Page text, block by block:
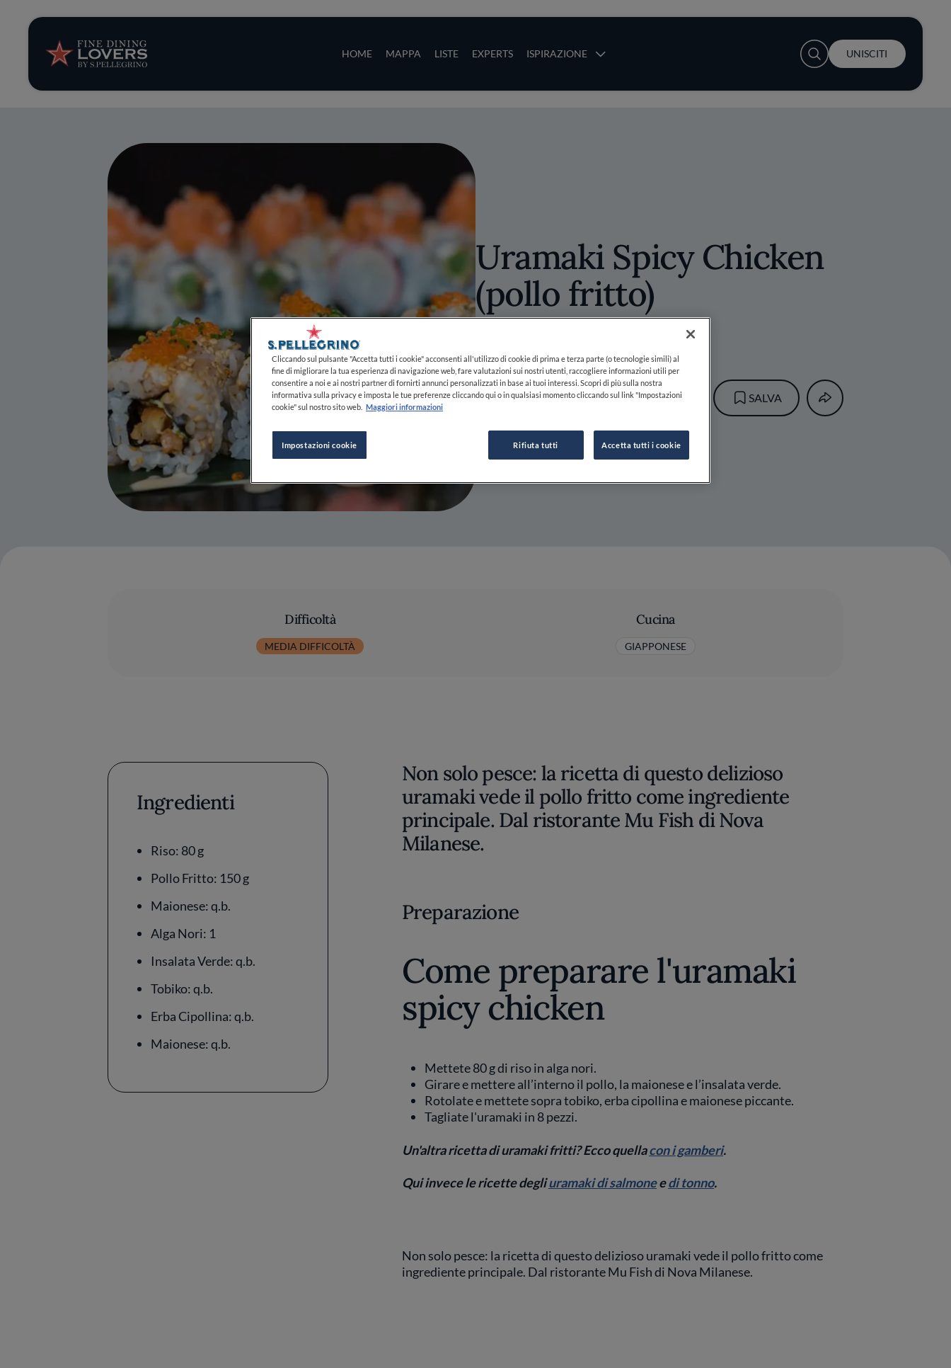
HOME MAPPA LISTE EXPERTS ISPIRAZIONE
Storie e tendenze
Ricette
Trucchi e consigli
Serie
User account menu
UNISCITI
Uramaki Spicy Chicken
(pollo fritto)
DA FINE DINING LOVERS
REDAZIONE
SALVA
Difficoltà
MEDIA DIFFICOLTÀ
Cucina
GIAPPONESE
Ingredienti
Riso: 80 g
Pollo Fritto: 150 g
Maionese: q.b.
Alga Nori: 1
Insalata Verde: q.b.
Tobiko: q.b.
Erba Cipollina: q.b.
Maionese: q.b.
Non solo pesce: la ricetta di questo delizioso
uramaki vede il pollo fritto come ingrediente
principale. Dal ristorante Mu Fish di Nova
Milanese.
Preparazione
Come preparare l'uramaki
spicy chicken
Mettete 80 g di riso in alga nori.
Girare e mettere all’interno il pollo, la maionese e l’insalata verde.
Rotolate e mettete sopra tobiko, erba cipollina e maionese piccante.
Tagliate l'uramaki in 8 pezzi.
Un'altra ricetta di uramaki fritti? Ecco quellacon i gamberi.
Qui invece le ricette degliuramaki di salmoneedi tonno.
Non solo pesce: la ricetta di questo delizioso uramaki vede il pollo fritto come
ingrediente principale. Dal ristorante Mu Fish di Nova Milanese.
Cliccando sul pulsante "Accetta tutti i cookie" acconsenti all'utilizzo di cookie di prima e terza parte (o tecnologie simili) al
fine di migliorare la tua esperienza di navigazione web, fare valutazioni sui nostri utenti, raccogliere informazioni utili per
consentire a noi e ai nostri partner di fornirti annunci personalizzati in base ai tuoi interessi. Scopri di più sulla nostra
informativa sulla privacy e imposta le tue preferenze cliccando qui o in qualsiasi momento cliccando sul link "Impostazioni
cookie" sul nostro sito web. Maggiori informazioni
Impostazioni cookie Rifiuta tutti Accetta tutti i cookie